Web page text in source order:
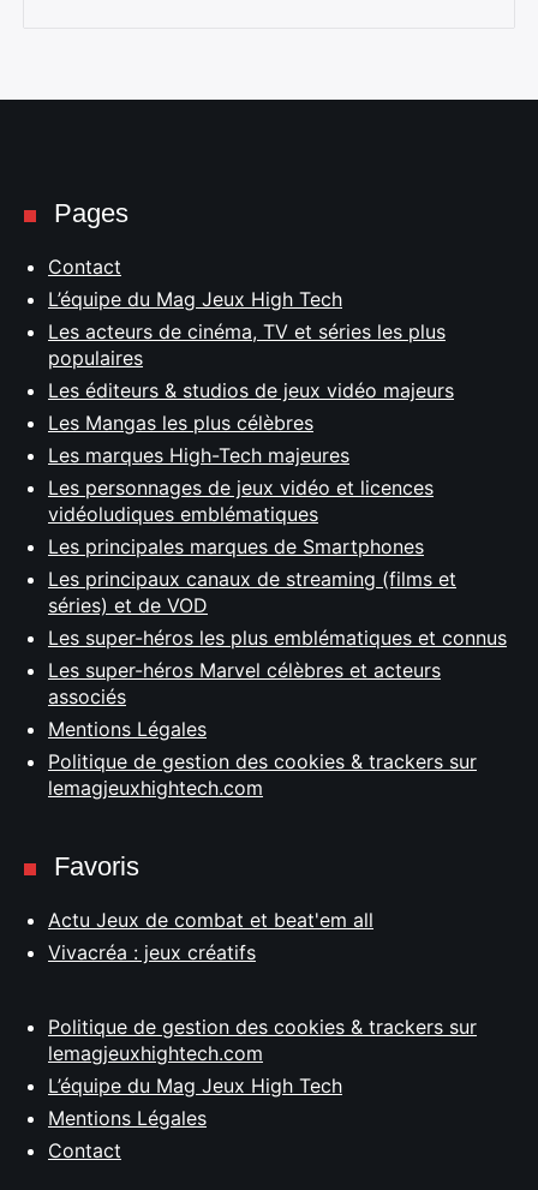
Pages
Contact
L’équipe du Mag Jeux High Tech
Les acteurs de cinéma, TV et séries les plus
populaires
Les éditeurs & studios de jeux vidéo majeurs
Les Mangas les plus célèbres
Les marques High-Tech majeures
Les personnages de jeux vidéo et licences
vidéoludiques emblématiques
Les principales marques de Smartphones
Les principaux canaux de streaming (films et
séries) et de VOD
Les super-héros les plus emblématiques et connus
Les super-héros Marvel célèbres et acteurs
associés
Mentions Légales
Politique de gestion des cookies & trackers sur
lemagjeuxhightech.com
Favoris
Actu Jeux de combat et beat'em all
Vivacréa : jeux créatifs
Politique de gestion des cookies & trackers sur
lemagjeuxhightech.com
L’équipe du Mag Jeux High Tech
Mentions Légales
Contact